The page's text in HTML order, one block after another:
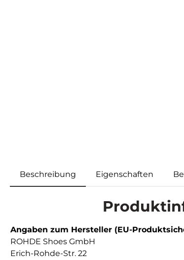
Beschreibung Eigenschaften
Angaben zum Hersteller (EU-
ROHDE Shoes GmbH
Erich-Rohde-Str. 22